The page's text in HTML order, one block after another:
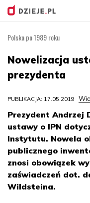
Polska po 1989 roku
Nowelizacja
prezydenta
PUBLIKACJA: 17.05.2019
Prezydent Andrzej
ustawy o IPN
Instytutu. Nowela
publicznego
znosi obowiązek
zaświadczeń dot.
Wildsteina.